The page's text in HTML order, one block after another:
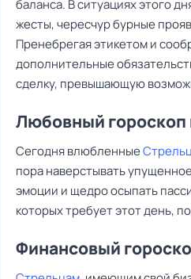
баланса. В ситуациях этого
жесты, чересчур бурные
Пренебрегая этикетом и
дополнительные
сделку, превышающую
Любовный гороскоп
Сегодня влюбленные
пора наверстывать
эмоции и щедро осыпать
которых требует этот день,
Финансовый